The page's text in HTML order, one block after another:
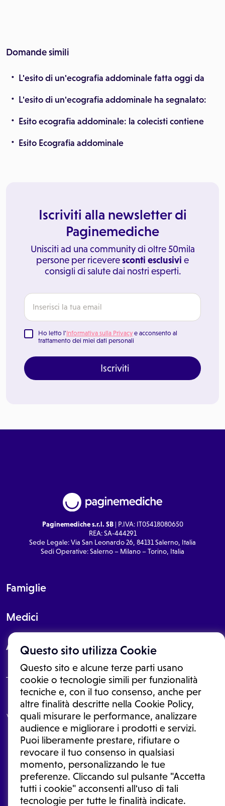
Questo sito utilizza Cookie
Questo sito e alcune terze parti usano
cookie o tecnologie simili per funzionalità
tecniche e, con il tuo consenso, anche per
altre finalità descritte nella Cookie Policy,
quali misurare le performance, analizzare
audience e migliorare i prodotti e servizi.
Puoi liberamente prestare, rifiutare o
revocare il tuo consenso in qualsiasi
momento, personalizzando le tue
preferenze. Cliccando sul pulsante "Accetta
tutti i cookie" acconsenti all'uso di tali
tecnologie per tutte le finalità indicate.
Domande simili
L'esito di un'ecografia addominale fatta oggi da
L'esito di un'ecografia addominale ha segnalato:
Esito ecografia addominale: la colecisti contiene
Esito Ecografia addominale
Iscriviti alla newsletter di
Paginemediche
Unisciti ad una community di oltre 50mila
persone per riceveresconti esclusivi e
consigli di salute dai nostri esperti.
Ho letto l'Informativa sulla Privacy e acconsento al
trattamento dei miei dati personali
Iscriviti
Paginemediche s.r.l. SB| P.IVA: IT05418080650
REA: SA-444291
Sede Legale: Via San Leonardo 26, 84131 Salerno, Italia
Sedi Operative: Salerno – Milano – Torino, Italia
Famiglie
Medici
About
Le informazioni proposte in questo sito non sono un consulto medico.
In nessun caso, queste informazioni sostituiscono un consulto, una
visita o una diagnosi formulata dal medico. Non si devono considerare
le informazioni disponibili come suggerimenti per la formulazione di
una diagnosi, la determinazione di un trattamento o l'assunzione o
sospensione di un farmaco senza prima consultare un medico di
medicina generale o uno specialista.
Condizioni di utilizzo|Privacy Policy |Gestione cookie
Ⓒ 2026 | Tutti i diritti riservati.